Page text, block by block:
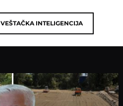
VEŠTAČKA INTELIGENCIJA